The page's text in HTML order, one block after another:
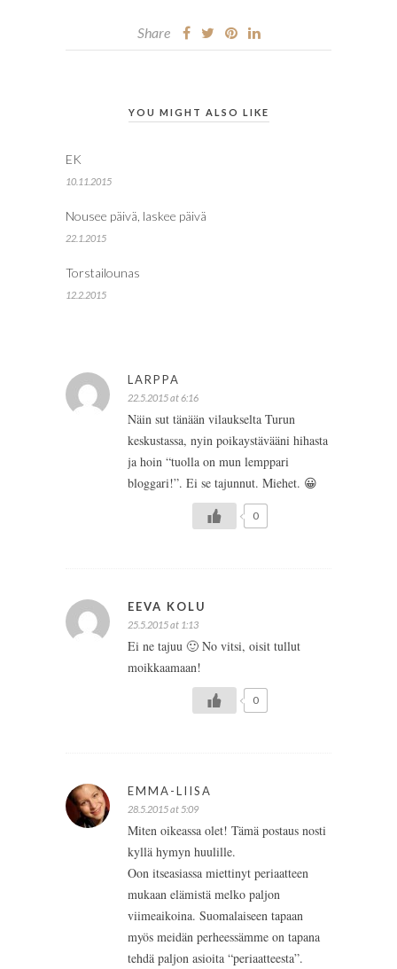
Share
YOU MIGHT ALSO LIKE
EK
10.11.2015
Nousee päivä, laskee päivä
22.1.2015
Torstailounas
12.2.2015
LARPPA
22.5.2015 at 6:16
Näin sut tänään vilaukselta Turun
keskustassa, nyin poikaystävääni hihasta
ja hoin “tuolla on mun lemppari
bloggari!”. Ei se tajunnut. Miehet. 😀
0
EEVA KOLU
25.5.2015 at 1:13
Ei ne tajuu 🙂 No vitsi, oisit tullut
moikkaamaan!
0
EMMA-LIISA
28.5.2015 at 5:09
Miten oikeassa olet! Tämä postaus nosti
kyllä hymyn huulille.
Oon itseasiassa miettinyt periaatteen
mukaan elämistä melko paljon
viimeaikoina. Suomalaiseen tapaan
myös meidän perheessämme on tapana
tehdä paljon asioita “periaatteesta”.